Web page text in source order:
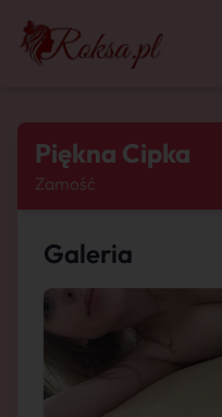
Piękna Cipka
Zamość
Galeria